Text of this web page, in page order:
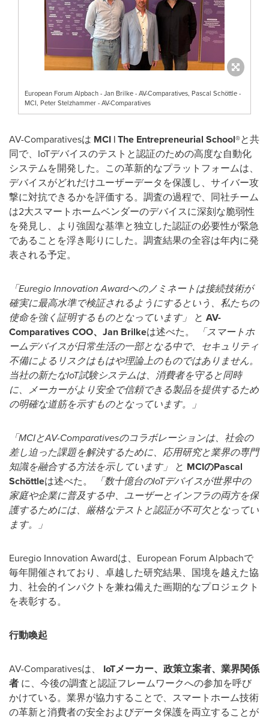
European Forum Alpbach - Jan Brilke - AV-Comparatives, Pascal Schöttle -
MCI, Peter Stelzhammer - AV-Comparatives
AV-Comparativesは MCI | The Entrepreneurial School®と共
同で、IoTデバイスのテストと認証のための高度な自動化
システムを開発した。この革新的なプラットフォームは、
デバイスがどれだけユーザーデータを保護し、サイバー攻
撃に対抗できるかを評価する。調査の過程で、同社チーム
は2大スマートホームベンダーのデバイスに深刻な脆弱性
を発見し、より強固な基準と独立した認証の必要性が緊急
であることを浮き彫りにした。調査結果の全容は年内に発
表される予定。
「Euregio Innovation Awardへのノミネートは接続技術が
確実に最高水準で検証されるようにするという、私たちの
使命を強く証明するものとなっています」
と AV-
Comparatives COO、Jan Brilkeは述べた。
「スマートホ
ームデバイスが日常生活の一部となる中で、セキュリティ
不備によるリスクはもはや理論上のものではありません。
当社の新たなIoT試験システムは、消費者を守ると同時
に、メーカーがより安全で信頼できる製品を提供するため
の明確な道筋を示すものとなっています。」
「MCIとAV-Comparativesのコラボレーションは、社会の
差し迫った課題を解決するために、応用研究と業界の専門
知識を融合する方法を示しています」
と MCIのPascal
Schöttleは述べた。
「数十億台のIoTデバイスが世界中の
家庭や企業に普及する中、ユーザーとインフラの両方を保
護するためには、厳格なテストと認証が不可欠となってい
ます。」
Euregio Innovation Awardは、European Forum Alpbachで
毎年開催されており、卓越した研究結果、国境を越えた協
力、社会的インパクトを兼ね備えた画期的なプロジェクト
を表彰する。
行動喚起
AV-Comparativesは、 IoTメーカー、政策立案者、業界関係
者 に、今後の調査と認証フレームワークへの参加を呼び
かけている。業界が協力することで、スマートホーム技術
の革新と消費者の安全およびデータ保護を両立することが